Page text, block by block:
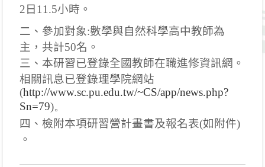
2 日 11.5小時。
二、參加對象:數學與自然科學高中教師為
主，共計50名。
三、本研習已登錄全國教師在職進修資訊網。
相關訊息已登錄理學院網站
(http://www.sc.pu.edu.tw/~CS/app/news.php?
Sn=79)。
四、檢附本項研習營計畫書及報名表(如附件)
。